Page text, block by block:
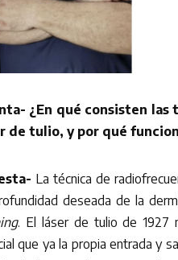
¿En qué consisten las
de tulio, y por qué
La técnica de
deseada de la
. El láser de tulio de 1927
que ya la propia entrada y